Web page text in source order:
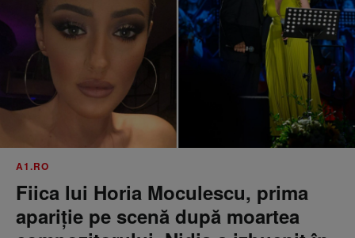
A1.RO
Fiica lui Horia Moculescu, prima
apariție pe scenă după moartea